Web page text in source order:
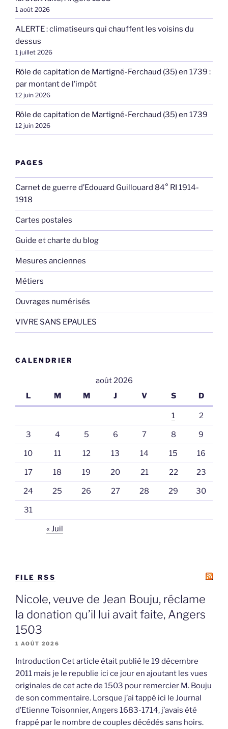
1 août 2026
ALERTE : climatiseurs qui chauffent les voisins du
dessus
1 juillet 2026
Rôle de capitation de Martigné-Ferchaud (35) en 1739 :
par montant de l’impôt
12 juin 2026
Rôle de capitation de Martigné-Ferchaud (35) en 1739
12 juin 2026
PAGES
Carnet de guerre d’Edouard Guillouard 84° RI 1914-
1918
Cartes postales
Guide et charte du blog
Mesures anciennes
Métiers
Ouvrages numérisés
VIVRE SANS EPAULES
CALENDRIER
août 2026
L
M M J V S D
1 2
3 4 5 6 7 8 9
10 11 12 13 14 15 16
17 18 19 20 21 22 23
24 25 26 27 28 29 30
31
« Juil
FILE RSS
Nicole, veuve de Jean Bouju, réclame
la donation qu’il lui avait faite, Angers
1503
1 AOÛT 2026
Introduction Cet article était publié le 19 décembre
2011 mais je le republie ici ce jour en ajoutant les vues
originales de cet acte de 1503 pour remercier M. Bouju
de son commentaire. Lorsque j’ai tappé ici le Journal
d’Etienne Toisonnier, Angers 1683-1714, j’avais été
frappé par le nombre de couples décédés sans hoirs.